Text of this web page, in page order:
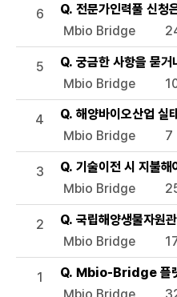
6
Q. 전문가인력풀 신청
Mbio Bridge
5
Q. 궁금한 사항을 묻
Mbio Bridge
4
Q. 해양바이오산업 실
Mbio Bridge
7
3
Q. 기술이전 시 지불
Mbio Bridge
2
Q. 국립해양생물자원
Mbio Bridge
1
Q. Mbio-Bridge 플